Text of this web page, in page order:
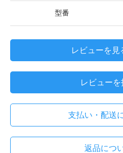
型番
レビューを見
レビューを
支払い・配送
返品につ